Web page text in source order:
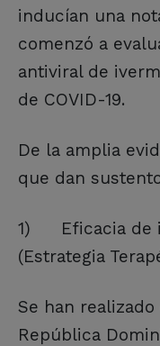
inducían una
comenzó a
antiviral de
de COVID-19.
De la amplia
que dan
1)
Eficacia
(Estrategia
Se han
República